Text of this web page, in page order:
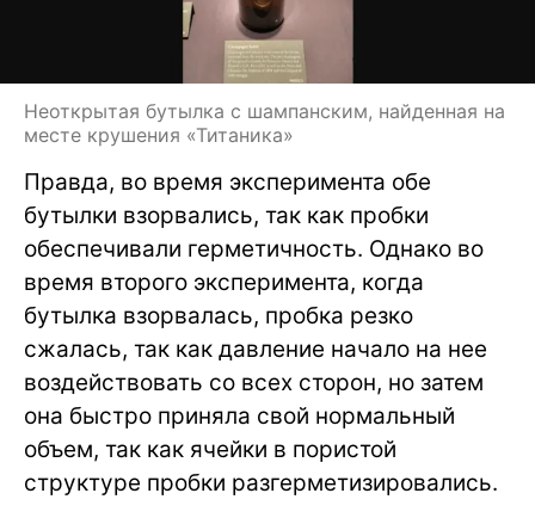
Неоткрытая бутылка с шампанским, найденная на
месте крушения «Титаника»
Правда, во время эксперимента обе
бутылки взорвались, так как пробки
обеспечивали герметичность. Однако во
время второго эксперимента, когда
бутылка взорвалась, пробка резко
сжалась, так как давление начало на нее
воздействовать со всех сторон, но затем
она быстро приняла свой нормальный
объем, так как ячейки в пористой
структуре пробки разгерметизировались.